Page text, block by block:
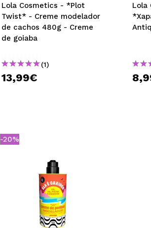
Lola Cosmetics - *Plot
Twist* - Creme modelador
de cachos 480g - Creme
de goiaba
(1)
13,99€
Lola
-20%